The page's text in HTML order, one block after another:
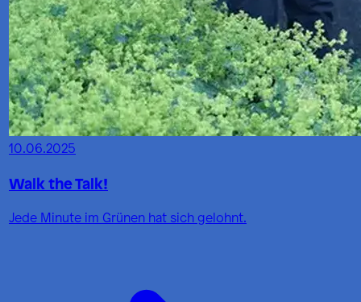
10.06.2025
Walk the Talk!
Jede Minute im Grünen hat sich gelohnt.